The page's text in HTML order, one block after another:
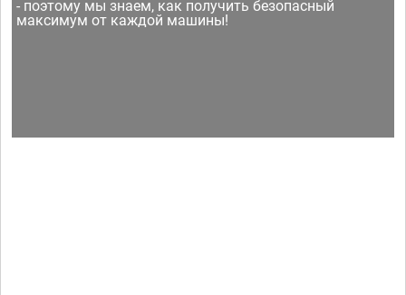
- поэтому мы знаем, как получить безопасный
максимум от каждой машины!